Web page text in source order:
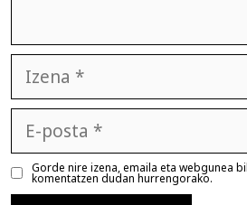
posta
Gorde nire izena, emaila eta webgunea
komentatzen dudan hurrengorako.